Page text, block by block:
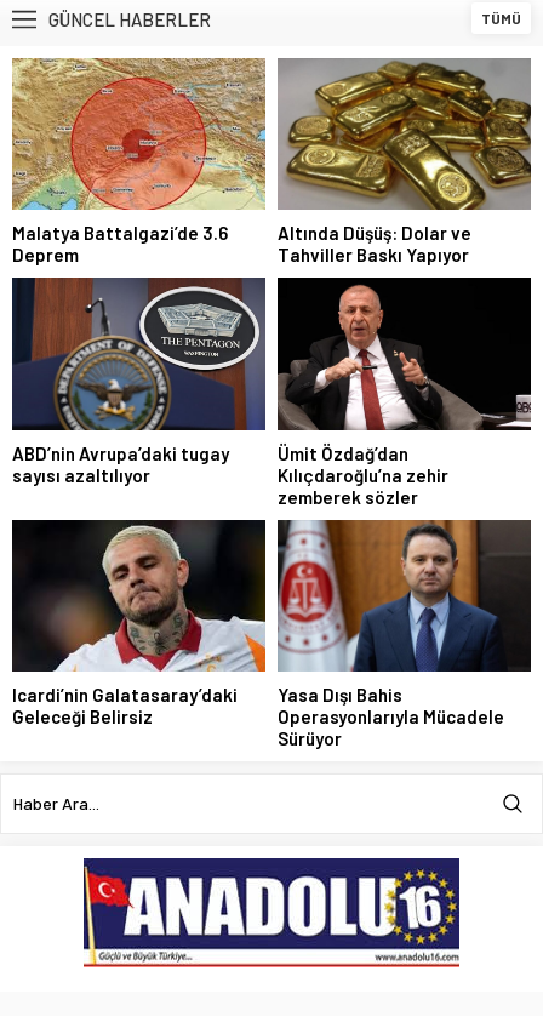
GÜNCEL HABERLER TÜMÜ
Malatya Battalgazi’de 3.6
Deprem
Altında Düşüş: Dolar ve
Tahviller Baskı Yapıyor
ABD’nin Avrupa’daki tugay
sayısı azaltılıyor
Ümit Özdağ’dan
Kılıçdaroğlu’na zehir
zemberek sözler
Icardi’nin Galatasaray’daki
Geleceği Belirsiz
Yasa Dışı Bahis
Operasyonlarıyla Mücadele
Sürüyor